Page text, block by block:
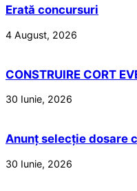
Erată concursuri
4 August, 2026
CONSTRUIRE CORT
30 Iunie, 2026
Anunț selecție dosare
30 Iunie, 2026